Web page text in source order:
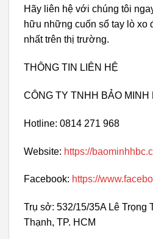
Hãy liên hệ với chúng tôi
hữu những cuốn sổ tay lò xo
nhất trên thị trường.
THÔNG TIN LIÊN HỆ
CÔNG TY TNHH BẢO MINH
Hotline: 0814 271 968
Website: https://
Facebook: https://
Trụ sở: 532/15/35A Lê Trọng
Thạnh, TP. HCM